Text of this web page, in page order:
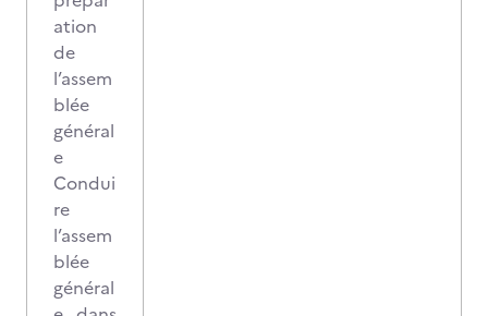
ation
de
l’assem
blée
général
e
Condui
re
l’assem
blée
général